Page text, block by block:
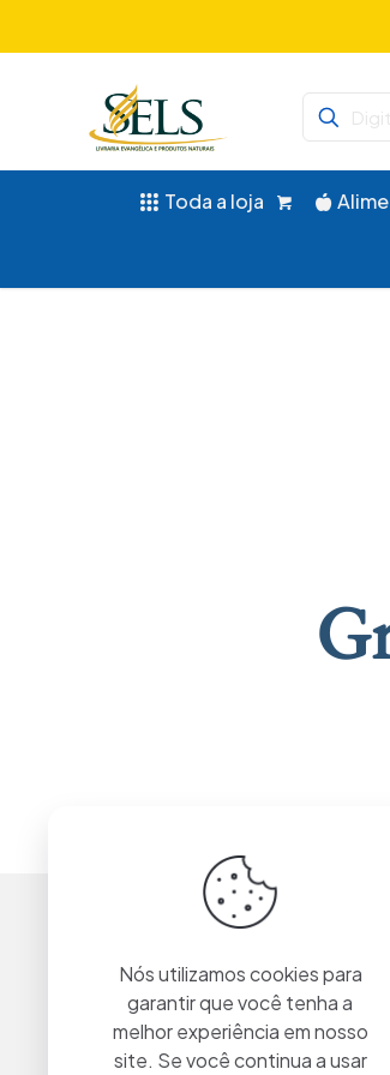
Toda a loja
Nós utilizamos cookies para
garantir que você tenha a
melhor experiência em nosso
site. Se você continua a usar